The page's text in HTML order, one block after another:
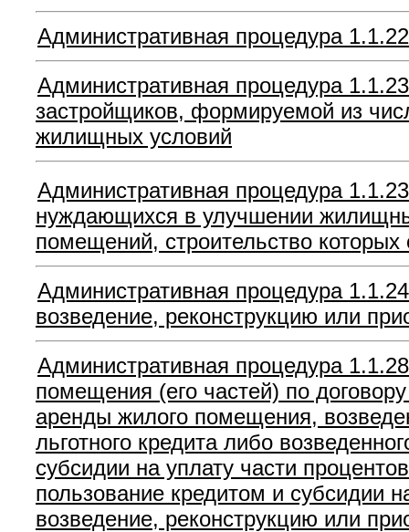
Административная процедура
Административная процедура
застройщиков, формируемой из
жилищных условий
Административная процедура 1.1.23
нуждающихся в улучшении
помещений, строительство которых
Административная процедура
возведение, реконструкцию или
Административная процедура
помещения (его частей) по
аренды жилого помещения,
льготного кредита либо
субсидии на уплату части
пользование кредитом и субсидии
возведение, реконструкцию или